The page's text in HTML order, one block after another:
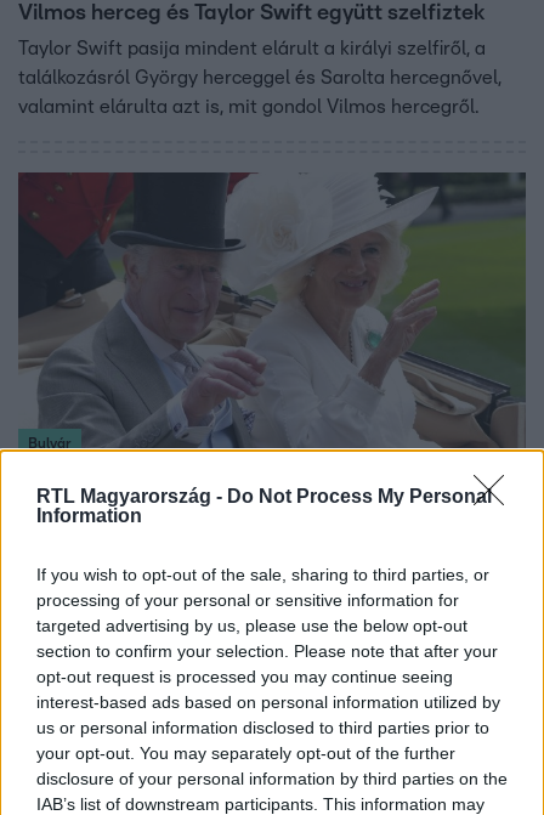
RTL Magyarország - Do Not Process My Personal
Information
If you wish to opt-out of the sale, sharing to third parties, or
processing of your personal or sensitive information for
targeted advertising by us, please use the below opt-out
section to confirm your selection. Please note that after your
opt-out request is processed you may continue seeing
interest-based ads based on personal information utilized by
us or personal information disclosed to third parties prior to
your opt-out. You may separately opt-out of the further
disclosure of your personal information by third parties on the
IAB’s list of downstream participants. This information may
Vilmos herceg és Taylor Swift együtt szelfiztek
Taylor Swift pasija mindent elárult a királyi szelfiről, a
találkozásról György herceggel és Sarolta hercegnővel,
valamint elárulta azt is, mit gondol Vilmos hercegről.
Bulvár
Károly királynak annyira hiányoznak az unokái,
Harry herceg gyerekeit ritkán láthatja III. Károly, így
utazásra szánhatja el magát.